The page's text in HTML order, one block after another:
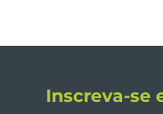
Inscreva-se